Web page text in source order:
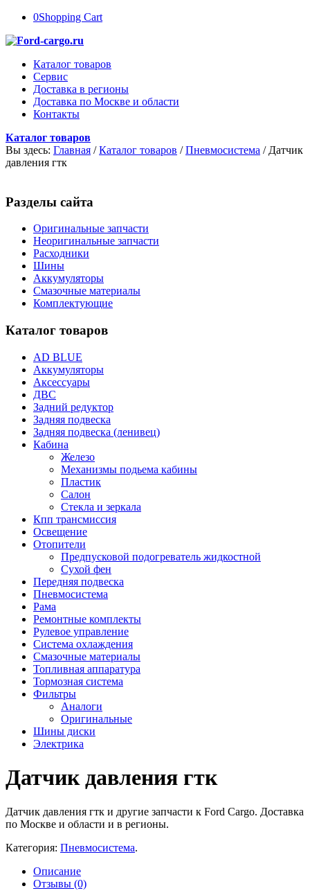
0Shopping Cart
Каталог товаров
Сервис
Доставка в регионы
Доставка по Москве и области
Контакты
Каталог товаров
Вы здесь: Главная / Каталог товаров / Пневмосистема / Датчик
давления гтк
Разделы сайта
Оригинальные запчасти
Неоригинальные запчасти
Расходники
Шины
Аккумуляторы
Смазочные материалы
Комплектующие
Каталог товаров
AD BLUE
Аккумуляторы
Аксессуары
ДВС
Задний редуктор
Задняя подвеска
Задняя подвеска (ленивец)
Кабина
Железо
Механизмы подьема кабины
Пластик
Салон
Стекла и зеркала
Кпп трансмиссия
Освещение
Отопители
Предпусковой подогреватель жидкостной
Сухой фен
Передняя подвеска
Пневмосистема
Рама
Ремонтные комплекты
Рулевое управление
Система охлаждения
Смазочные материалы
Топливная аппаратура
Тормозная система
Фильтры
Аналоги
Оригинальные
Шины диски
Электрика
Датчик давления гтк
Датчик давления гтк и другие запчасти к Ford Cargo. Доставка
по Москве и области и в регионы.
Категория: Пневмосистема.
Описание
Отзывы (0)